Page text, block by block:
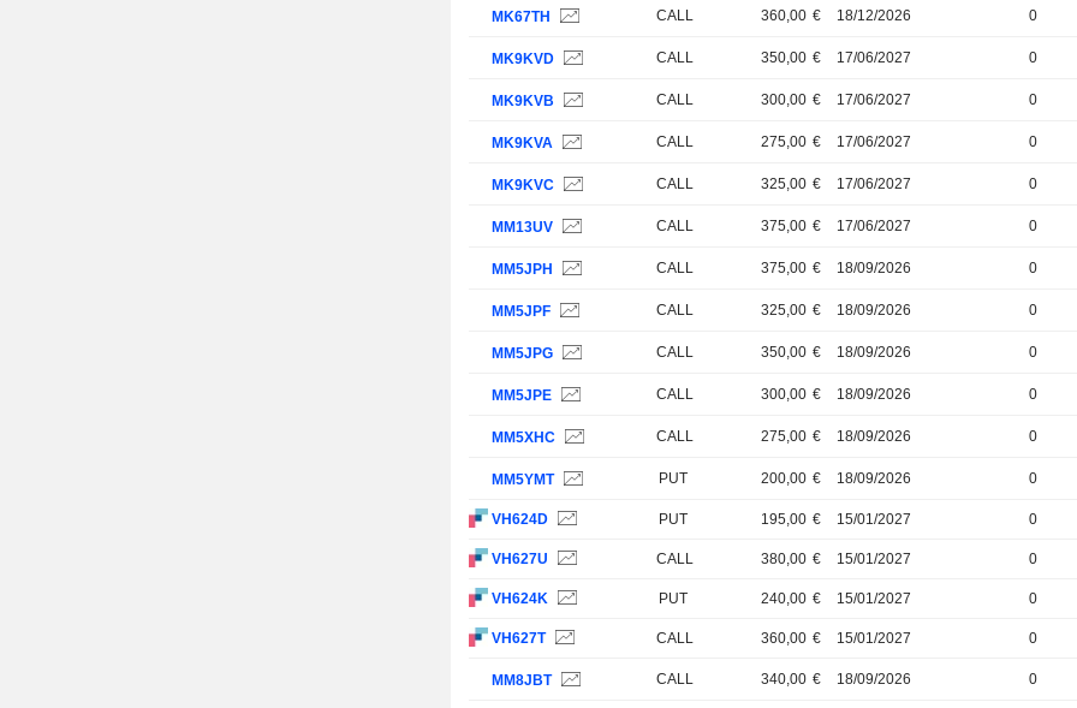
MK67TH CALL 360,00 € 18/12/2026 0
MK9KVD CALL 350,00 € 17/06/2027 0
MK9KVB CALL 300,00 € 17/06/2027 0
MK9KVA CALL 275,00 € 17/06/2027 0
MK9KVC CALL 325,00 € 17/06/2027 0
MM13UV CALL 375,00 € 17/06/2027 0
MM5JPH CALL 375,00 € 18/09/2026 0
MM5JPF CALL 325,00 € 18/09/2026 0
MM5JPG CALL 350,00 € 18/09/2026 0
MM5JPE CALL 300,00 € 18/09/2026 0
MM5XHC CALL 275,00 € 18/09/2026 0
MM5YMT PUT 200,00 € 18/09/2026 0
VH624D PUT 195,00 € 15/01/2027 0
VH627U CALL 380,00 € 15/01/2027 0
VH624K PUT 240,00 € 15/01/2027 0
VH627T CALL 360,00 € 15/01/2027 0
MM8JBT CALL 340,00 € 18/09/2026 0